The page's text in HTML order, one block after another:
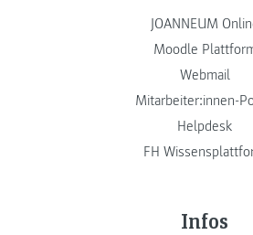
JOANNEUM
Moodle
Webmail
Mitarbeiter:innen-
Helpdesk
FH
Infos